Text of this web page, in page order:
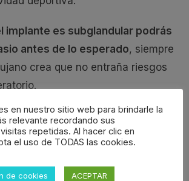
implante es subglandular podrás
antes de lo esperado, siempre
crea que no entraña riesgos
ejercicios
de una reducción
en nuestro sitio web para brindarle la
relevante recordando sus
repetidas. Al hacer clic en
el uso de TODAS las cookies.
de cookies ACEPTAR